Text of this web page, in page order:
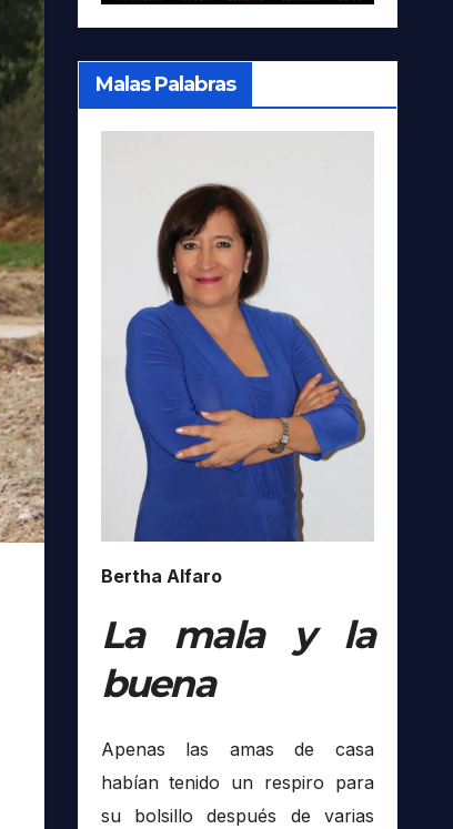
Malas Palabras
Bertha Alfaro
La mala y la
buena
Apenas las amas de casa
habían tenido un respiro para
su bolsillo después de varias